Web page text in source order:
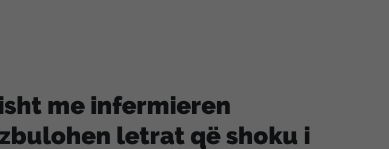
me infermieren
letrat që shoku i